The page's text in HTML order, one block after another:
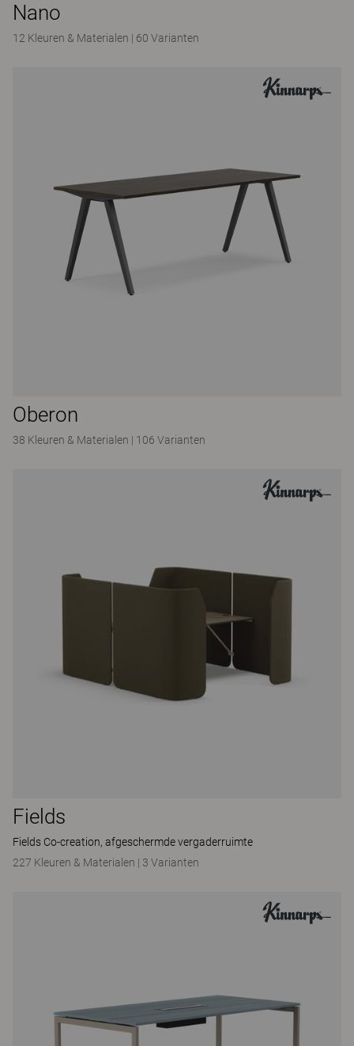
Nano
12 Kleuren & Materialen | 60 Varianten
Oberon
38 Kleuren & Materialen | 106 Varianten
Fields
Fields Co-creation, afgeschermde vergaderruimte
227 Kleuren & Materialen | 3 Varianten